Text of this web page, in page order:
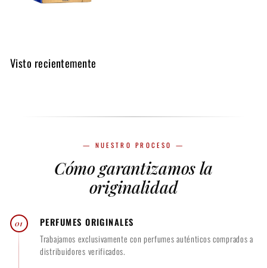
0
l
6
4
.
Visto recientemente
— NUESTRO PROCESO —
Cómo garantizamos la
originalidad
01
PERFUMES ORIGINALES
Trabajamos exclusivamente con perfumes auténticos comprados a
distribuidores verificados.